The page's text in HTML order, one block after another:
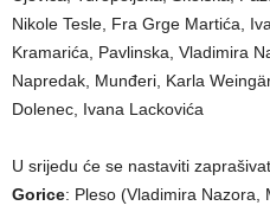
Nikole Tesle, Fra Grge Martića,
Kramarića, Pavlinska, Vladimira
Napredak, Munđeri, Karla
Dolenec, Ivana Lackovića
U srijedu će se nastaviti
Gorice: Pleso (Vladimira Nazora,